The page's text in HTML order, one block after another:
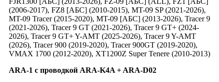
(2006-2017), FZ8 [АБС] (2010-2015), MT-09 SP (2021-2026),
MT-09 Tracer (2015-2020), MT-09 [АБС] (2013-2026), Tracer 9
(2021-2026), Tracer 9 GT (2021-2026), Tracer 9 GT+ (2024-
2026), Tracer 9 GT+ Y-AMT (2025-2026), Tracer 9 Y-AMT
(2026), Tracer 900 (2019-2020), Tracer 900GT (2019-2020),
VMAX 1700 (2012-2020), XT1200Z Super Tenere (2010-2013)
ARA-1 с проводкой ARA-K4A + ARA-D02